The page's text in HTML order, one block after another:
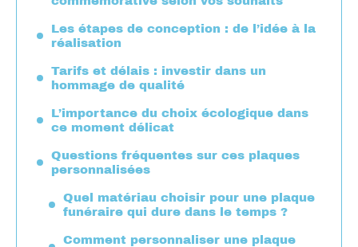
Les étapes de conception : de l’idée à la
réalisation
Tarifs et délais : investir dans un
hommage de qualité
L’importance du choix écologique dans
ce moment délicat
Questions fréquentes sur ces plaques
personnalisées
Quel matériau choisir pour une plaque
funéraire qui dure dans le temps ?
Comment personnaliser une plaque